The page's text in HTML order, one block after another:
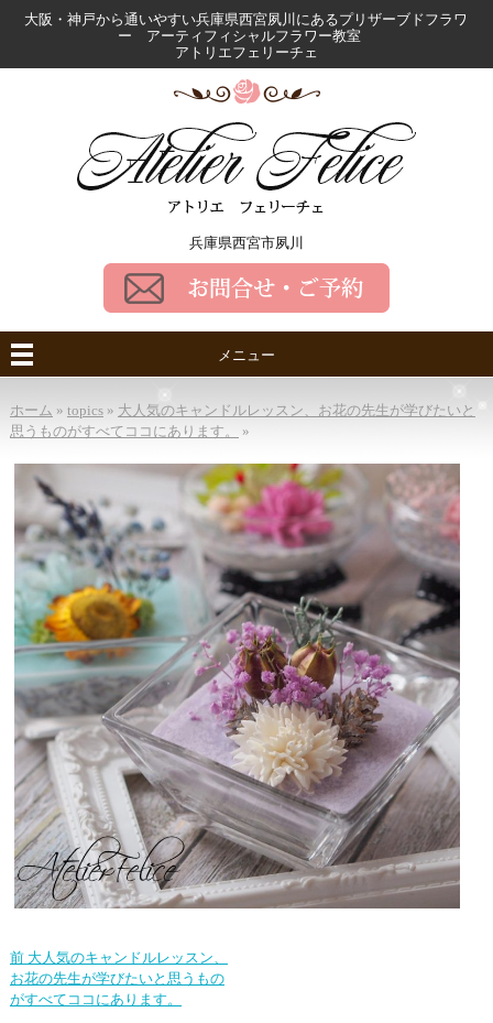
大阪・神戸から通いやすい兵庫県西宮夙川にあるプリザーブドフラワ
ー アーティフィシャルフラワー教室
アトリエフェリーチェ
兵庫県西宮市夙川
メニュー
ホーム » topics» 大人気のキャンドルレッスン、お花の先生が学びたいと
思うものがすべてココにあります。
»
前 大人気のキャンドルレッスン、
お花の先生が学びたいと思うもの
がすべてココにあります。